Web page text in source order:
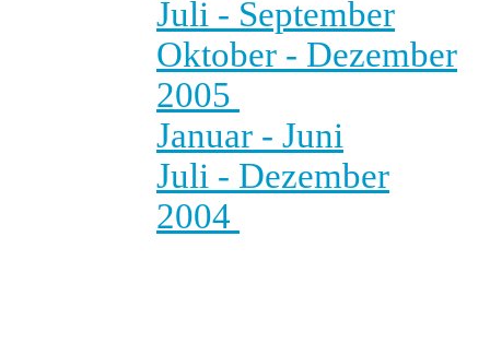
Juli - September
Oktober - Dezember
2005
Januar - Juni
Juli - Dezember
2004